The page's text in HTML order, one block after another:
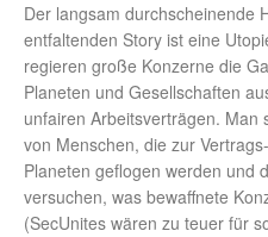
Der langsam durchscheinende
entfaltenden Story ist eine
regieren große Konzerne die
Planeten und Gesellschaften
unfairen Arbeitsverträgen. Man
von Menschen, die zur
Planeten geflogen werden und
versuchen, was bewaffnete
(SecUnites wären zu teuer für